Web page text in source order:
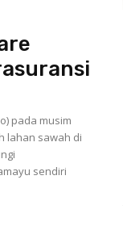
pada musim
lahan sawah di
sendiri